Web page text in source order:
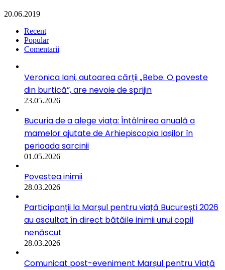
20.06.2019
Recent
Popular
Comentarii
Veronica Iani, autoarea cărții „Bebe. O poveste
din burtică”, are nevoie de sprijin
23.05.2026
Bucuria de a alege viața: Întâlnirea anuală a
mamelor ajutate de Arhiepiscopia Iașilor în
perioada sarcinii
01.05.2026
Povestea inimii
28.03.2026
Participanții la Marșul pentru viață București 2026
au ascultat în direct bătăile inimii unui copil
nenăscut
28.03.2026
Comunicat post-eveniment Marșul pentru Viață